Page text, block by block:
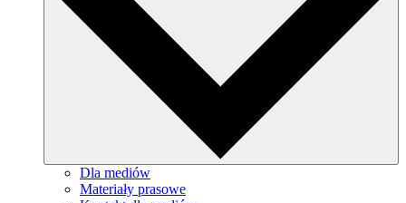
Dla mediów
Materiały prasowe